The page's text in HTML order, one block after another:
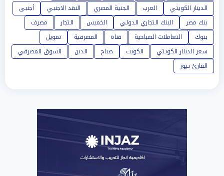
الدينار الكويتي
العرب الجنية المصري النقد الاجنبي
أجنبى
بنك مصر
البنك التجاري الدولي الخميس التجار
مصرف
بنوك
التعاملات الصباحية قناة المصرفية
تمويل
سعر الدينار الكويتي
الكويت صباح الدين
السوق المصرفي
القارئ نيوز